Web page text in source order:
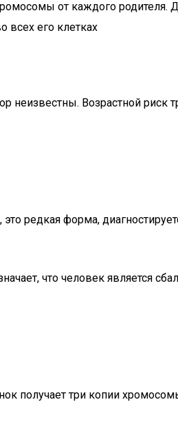
от каждого родителя.
всех его клетках
неизвестны. Возрастной риск
редкая форма,
что человек является
получает три копии